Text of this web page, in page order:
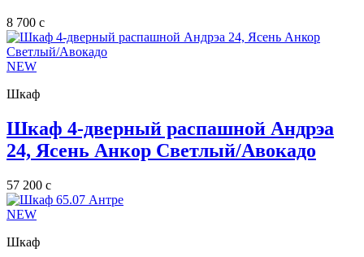
8 700 c
NEW
Шкаф
Шкаф 4-дверный распашной Андрэа
24, Ясень Анкор Светлый/Авокадо
57 200 c
NEW
Шкаф